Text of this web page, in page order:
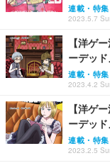
連載・特集
2023.5.7
【洋ゲ
ーデッ
連載・特集
2023.4.2
【洋ゲ
ーデッ
連載・特集
2023.2.5